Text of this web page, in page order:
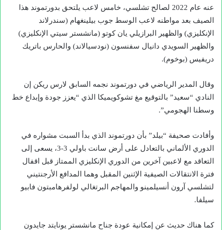
عنه عام 2022 لصالح تشلسي، خامس لاعب يلتحق بدورتموند هذا
الصيف بعد مواطنه لاعب الوسط جوب بيلينغهام (سندرلاند
الإنكليزي) والظهير البرازيلي يان كوتو (مانشستر سيتي الإنكليزي)
والظهير السويدي دانيال سفنسون (نودسيالاند) والحارس باتريك
دريفيس (بوخوم).
وقال المدير الرياضي في دورتموند نجمه السابق لارس ريكن إن
النادي “سعيد” بالتوقيع مغ تشوكويميكا الذي “يعزز جودة وإبداع خط
وسطنا الهجومي”.
وأفادت صحيفة “بيلد” بأن دورتموند الذي بدأ السبت مشواره في
الدوري الألماني بالتعادل على أرض سانت باولي 3-3، يسعى إلى
التعاقد مع لاعبين آخرين من الدوري الإنكليزي الممتاز قبل اقفال
فترة الانتقالات الصيفية الإثنين المقبل وهما المدافع الأرجنتيني
لتشلسي آرون أنسيلمينو والمهاجم البرتغالي لولفرهامبتون فابيو
سيلفا.
كما هناك حديث عن إمكانية عودة جناح مانشستر يونايتد جايدون